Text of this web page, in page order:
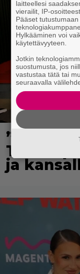
”Että
TTK-
ja
laitteellesi
vierailit, IP-
Pääset
Hylkääminen voi
käytettävyyteen.
Jotkin
suostumusta, jos
vastustaa tätä tai
seuraavalla